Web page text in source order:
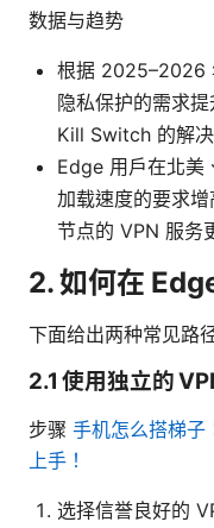
数据与趋势
根据 2025–2026
隐私保护的需求
Kill Switch 的解决
Edge 用户在北美
加载速度的要求
节点的 VPN 服务
2. 如何在
下面给出两种常见路
2.1 使用独立的
步骤 手机怎么搭梯
上手！
选择信誉良好的